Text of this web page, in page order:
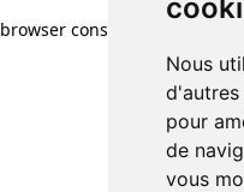
Nous
pour
de
vous
browser console for more